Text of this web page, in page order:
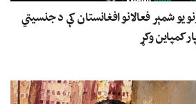
یو شمېر فعالانو افغانستان کې د جنسیتي
کمپاین وکړ